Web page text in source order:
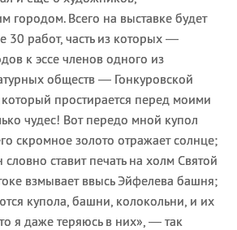
городом. Всего на выставке будет
30 работ, часть из которых —
к эссе членов одного из
обществ — Гонкуровской
простирается перед моими
чудес! Вот передо мной купол
скромное золото отражает солнце;
ставит печать на холм Святой
взмывает ввысь Эйфелева башня;
купола, башни, колокольни, и их
я даже теряюсь в них», — так